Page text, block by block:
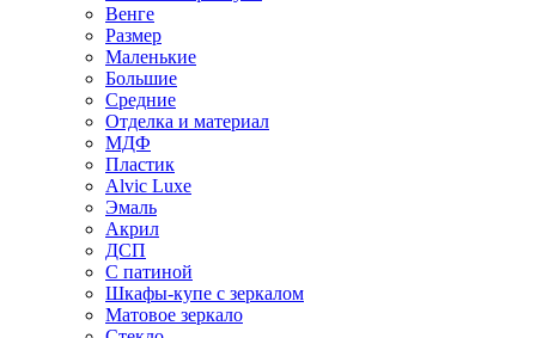
Венге
Размер
Маленькие
Большие
Средние
Отделка и материал
МДФ
Пластик
Alvic Luxe
Эмаль
Акрил
ДСП
С патиной
Шкафы-купе с зеркалом
Матовое зеркало